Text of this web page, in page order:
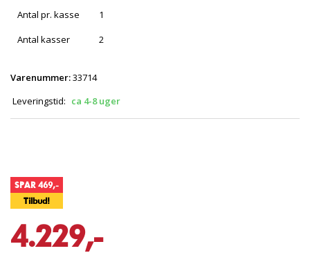
Antal pr. kasse
1
Antal kasser
2
Varenummer:33714
Leveringstid: ca 4-8 uger
SPAR 469,-
Tilbud!
4.229,-